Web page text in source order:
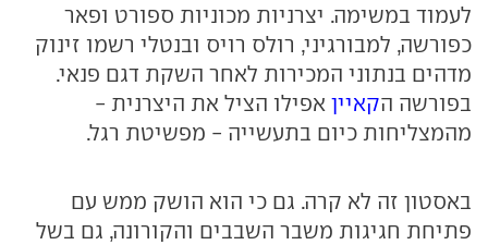
לעמוד במשימה. יצרניות מכוניות ספורט ופאר
כפורשה, למבורגיני, רולס רויס ובנטלי רשמו זינוק
מדהים בנתוני המכירות לאחר השקת דגם פנאי.
בפורשה הקאיין אפילו הציל את היצרנית -
מהמצליחות כיום בתעשייה - מפשיטת רגל.
באסטון זה לא קרה. גם כי הוא הושק ממש עם
פתיחת חגיגות משבר השבבים והקורונה, גם בשל